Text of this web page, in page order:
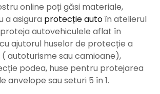
online poți găsi materiale,
a asigura protecție autoîn atelierul
autovehiculele aflat în
ajutorul huselor de protecție a
autoturisme sau camioane),
podea, huse pentru protejarea
anvelope sau seturi 5 în 1.